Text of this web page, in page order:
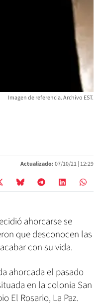
Imagen de referencia. Archivo EST.
Actualizado:07/10/21 | 12:29
ahorcarse se
que desconocen las
con su vida.
ahorcada el pasado
en la colonia San
El Rosario, La Paz.